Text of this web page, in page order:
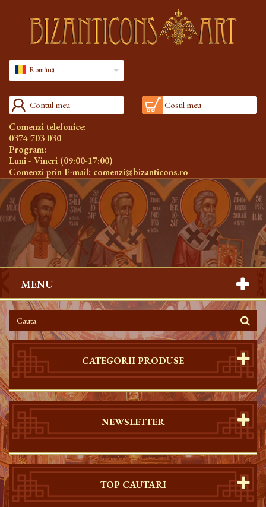
Română
Contul meu Cosul meu
Comenzi telefonice:
0374 703 030
Program:
Luni - Vineri (09:00-17:00)
Comenzi prin E-mail: comenzi@bizanticons.ro
MENU
CATEGORII PRODUSE
NEWSLETTER
TOP CAUTARI